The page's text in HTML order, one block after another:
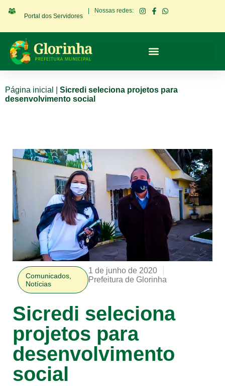
Portal dos Servidores
Nossas redes:
Página inicial
Sicredi seleciona projetos para
desenvolvimento social
Comunicados,
Notícias
1 de junho de 2020
Prefeitura de Glorinha
Sicredi seleciona
projetos para
desenvolvimento
social